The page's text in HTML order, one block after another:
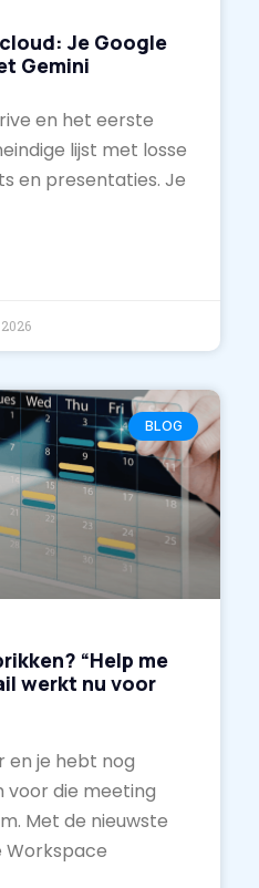
Je Google
Gemini
en het eerste
lijst met losse
en presentaties. Je
BLOG
“Help me
werkt nu voor
en je hebt nog
voor die meeting
Met de nieuwste
Workspace